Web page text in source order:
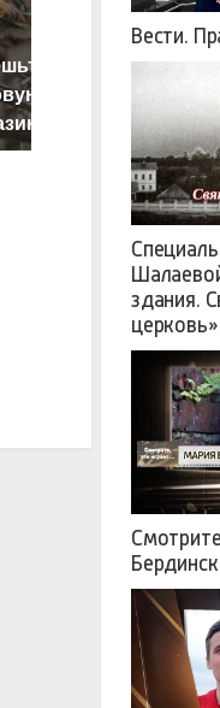
эту
еду из
список
Вести.
здания.